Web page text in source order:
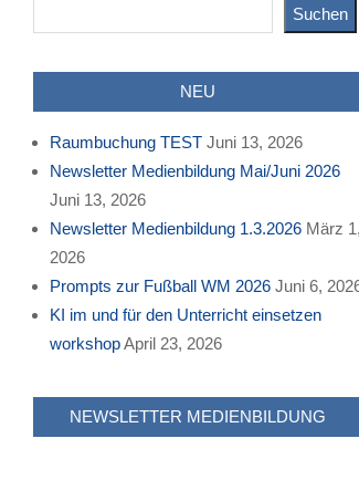
Suchen
NEU
Raumbuchung TEST Juni 13, 2026
Newsletter Medienbildung Mai/Juni 2026
Juni 13, 2026
Newsletter Medienbildung 1.3.2026 März 1,
2026
Prompts zur Fußball WM 2026 Juni 6,
KI im und für den Unterricht einsetzen
workshopApril 23, 2026
NEWSLETTER MEDIENBILDUNG